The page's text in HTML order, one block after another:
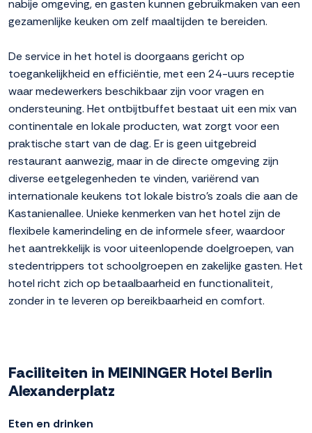
nabije omgeving, en gasten kunnen gebruikmaken van een
gezamenlijke keuken om zelf maaltijden te bereiden.
De service in het hotel is doorgaans gericht op
toegankelijkheid en efficiëntie, met een 24-uurs receptie
waar medewerkers beschikbaar zijn voor vragen en
ondersteuning. Het ontbijtbuffet bestaat uit een mix van
continentale en lokale producten, wat zorgt voor een
praktische start van de dag. Er is geen uitgebreid
restaurant aanwezig, maar in de directe omgeving zijn
diverse eetgelegenheden te vinden, variërend van
internationale keukens tot lokale bistro's zoals die aan de
Kastanienallee. Unieke kenmerken van het hotel zijn de
flexibele kamerindeling en de informele sfeer, waardoor
het aantrekkelijk is voor uiteenlopende doelgroepen, van
stedentrippers tot schoolgroepen en zakelijke gasten. Het
hotel richt zich op betaalbaarheid en functionaliteit,
zonder in te leveren op bereikbaarheid en comfort.
Faciliteiten in MEININGER Hotel Berlin
Alexanderplatz
Eten en drinken